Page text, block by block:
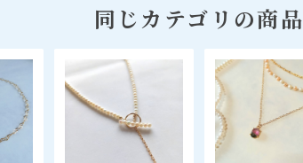
同じカテゴリの商品